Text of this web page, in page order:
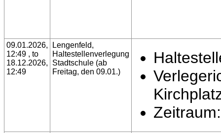
09.01.2026,
12:49 , to
18.12.2026,
12:49
Lengenfeld,
Haltestellenverlegung
Stadtschule (ab
Freitag, den 09.01.)